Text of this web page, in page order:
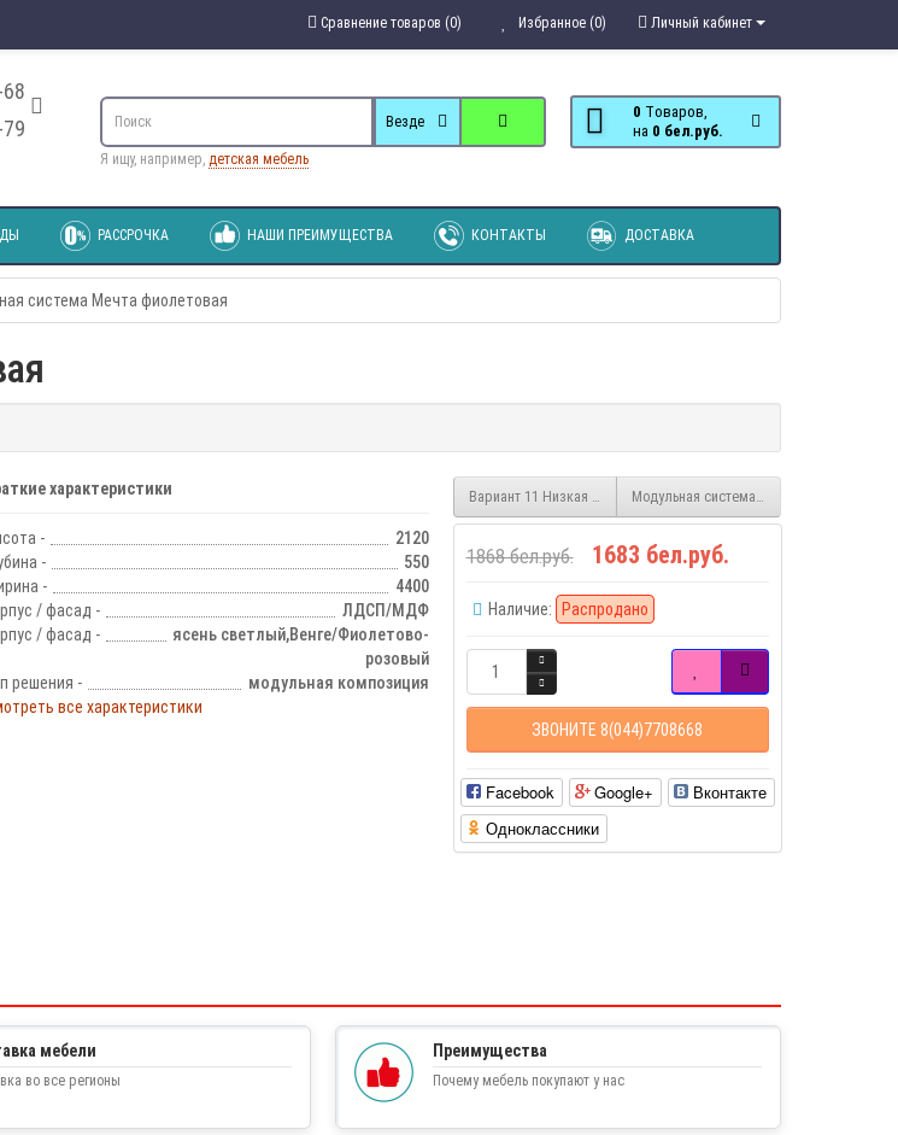
Личный кабинет
Избранное (0)
Сравнение товаров (0)
0 Tоваров,
на
0 бел.руб.
Везде
Я ищу, например, детская мебель
РАССРОЧКА НАШИ ПРЕИМУЩЕСТВА КОНТАКТЫ ДОСТАВКА
система Мечта фиолетовая
характеристики
-
2120
-
550
-
4400
/ фасад -
ЛДСП/МДФ
/ фасад -
ясень светлый,Венге/Фиолетово-
розовый
решения -
модульная композиция
все характеристики
Вариант 11 Низкая кровать Соня с прямой лестницей
Модульная система Мечта голубая
1868 бел.руб. 1683 бел.руб.
Наличие: Распродано
ЗВОНИТЕ 8(044)7708668
Facebook Google+
Вконтакте
Одноклассники
мебели
во все регионы
Преимущества
Почему мебель покупают у нас